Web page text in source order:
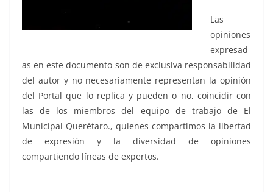
Las
opiniones
expresad
as en este documento son de exclusiva responsabilidad
del autor y no necesariamente representan la opinión
del Portal que lo replica y pueden o no, coincidir con
las de los miembros del equipo de trabajo de El
Municipal Querétaro., quienes compartimos la libertad
de expresión y la diversidad de opiniones
compartiendo líneas de expertos.